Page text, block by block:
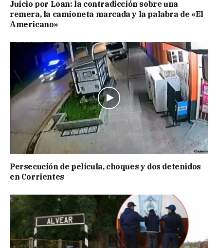
Juicio por Loan: la contradicción sobre una
remera, la camioneta marcada y la palabra de «El
Americano»
Persecución de película, choques y dos detenidos
en Corrientes